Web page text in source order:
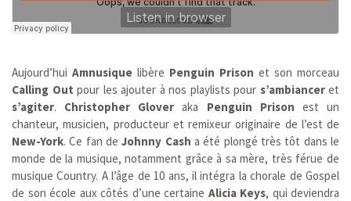
Aujourd’hui Amnusique libère Penguin Prison et son morceau
Calling Out pour les ajouter à nos playlists pour s’ambianceret
s’agiter. Christopher Glover aka Penguin Prison est un
chanteur, musicien, producteur et remixeur originaire de l’est de
New-York. Ce fan deJohnny Cash a été plongé très tôt dans le
monde de la musique, notamment grâce à sa mère, très férue de
musique Country. A l’âge de 10 ans, il intégra la chorale de Gospel
de son école aux côtés d’une certaine Alicia Keys, qui deviendra